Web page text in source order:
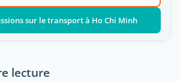
sur le transport à Ho Chi Minh
lecture